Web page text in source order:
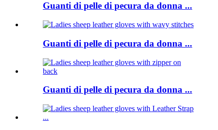
Guanti di pelle di pecura da donna ...
Guanti di pelle di pecura da donna ...
Guanti di pelle di pecura da donna ...